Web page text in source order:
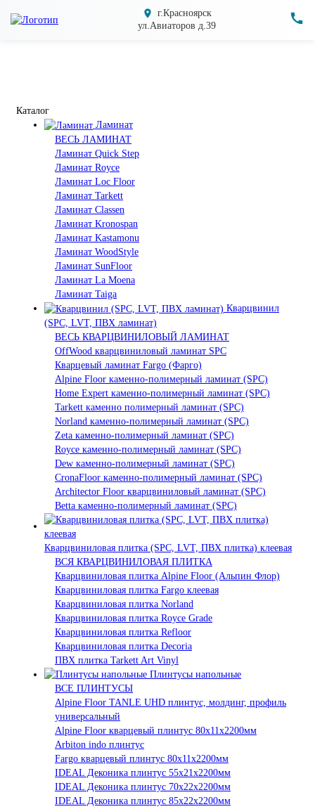
г.Красноярск
ул.Авиаторов д.39
Каталог
Ламинат
ВЕСЬ ЛАМИНАТ
Ламинат Quick Step
Ламинат Royce
Ламинат Loc Floor
Ламинат Tarkett
Ламинат Classen
Ламинат Kronospan
Ламинат Kastamonu
Ламинат WoodStyle
Ламинат SunFloor
Ламинат La Moena
Ламинат Taiga
Кварцвинил
(SPC, LVT, ПВХ ламинат)
ВЕСЬ КВАРЦВИНИЛОВЫЙ ЛАМИНАТ
OffWood кварцвиниловый ламинат SPC
Кварцевый ламинат Fargo (Фарго)
Alpine Floor каменно-полимерный ламинат (SPC)
Home Expert каменно-полимерный ламинат (SPC)
Tarkett каменно полимерный ламинат (SPC)
Norland каменно-полимерный ламинат (SPC)
Zeta каменно-полимерный ламинат (SPC)
Royce каменно-полимерный ламинат (SPC)
Dew каменно-полимерный ламинат (SPC)
CronaFloor каменно-полимерный ламинат (SPC)
Architector Floor кварцвиниловый ламинат (SPC)
Betta каменно-полимерный ламинат (SPC)
Кварцвиниловая плитка (SPC, LVT, ПВХ плитка) клеевая
ВСЯ КВАРЦВИНИЛОВАЯ ПЛИТКА
Кварцвиниловая плитка Alpine Floor (Альпин Флор)
Кварцвиниловая плитка Fargo клеевая
Кварцвиниловая плитка Norland
Кварцвиниловая плитка Royce Grade
Кварцвиниловая плитка Refloor
Кварцвиниловая плитка Decoria
ПВХ плитка Tarkett Art Vinyl
Плинтусы напольные
ВСЕ ПЛИНТУСЫ
Alpine Floor TANLE UHD плинтус, молдинг, профиль
универсальный
Alpine Floor кварцевый плинтус 80х11х2200мм
Arbiton indo плинтус
Fargo кварцевый плинтус 80х11х2200мм
IDEAL Деконика плинтус 55х21х2200мм
IDEAL Деконика плинтус 70х22х2200мм
IDEAL Деконика плинтус 85х22х2200мм